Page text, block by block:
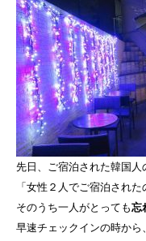
先日、ご宿泊された韓国人
「女性２人でご宿泊された
そのうち一人がとっても忘
早速チェックインの時から、